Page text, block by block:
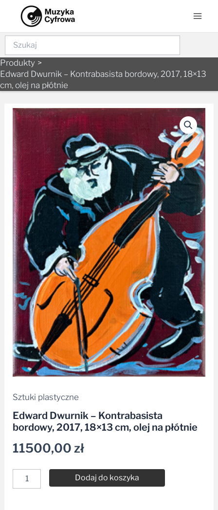
content
Szukaj
Produkty
Edward Dwurnik – Kontrabasista bordowy, 2017, 18×13
cm, olej na płótnie
Sztuki plastyczne
Edward Dwurnik – Kontrabasista
bordowy, 2017, 18×13 cm, olej na płótnie
11500,00zł
ilość
Edward
Kontrabasista
bordowy,
2017,
18×13
cm,
olej
na
płótnie
Dodaj do koszyka